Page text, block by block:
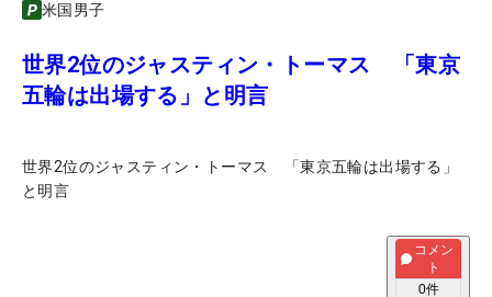
米国男子
世界2位のジャスティン・トーマス 「東京
五輪は出場する」と明言
世界2位のジャスティン・トーマス 「東京五輪は出場する」
と明言
コメン
ト
0件